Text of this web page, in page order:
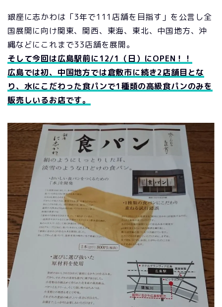
銀座に志かわは「3年で111店舗を目指す」を公言し全
国展開に向け関東、関西、東海、東北、中国地方、沖
縄などにこれまで33店舗を展開。
そして今回は広島駅前に12/1（日）にOPEN！！
広島では初、中国地方では倉敷市に続き2店舗目とな
り、水にこだわった食パンで1種類の高級食パンのみを
販売しいるお店です。